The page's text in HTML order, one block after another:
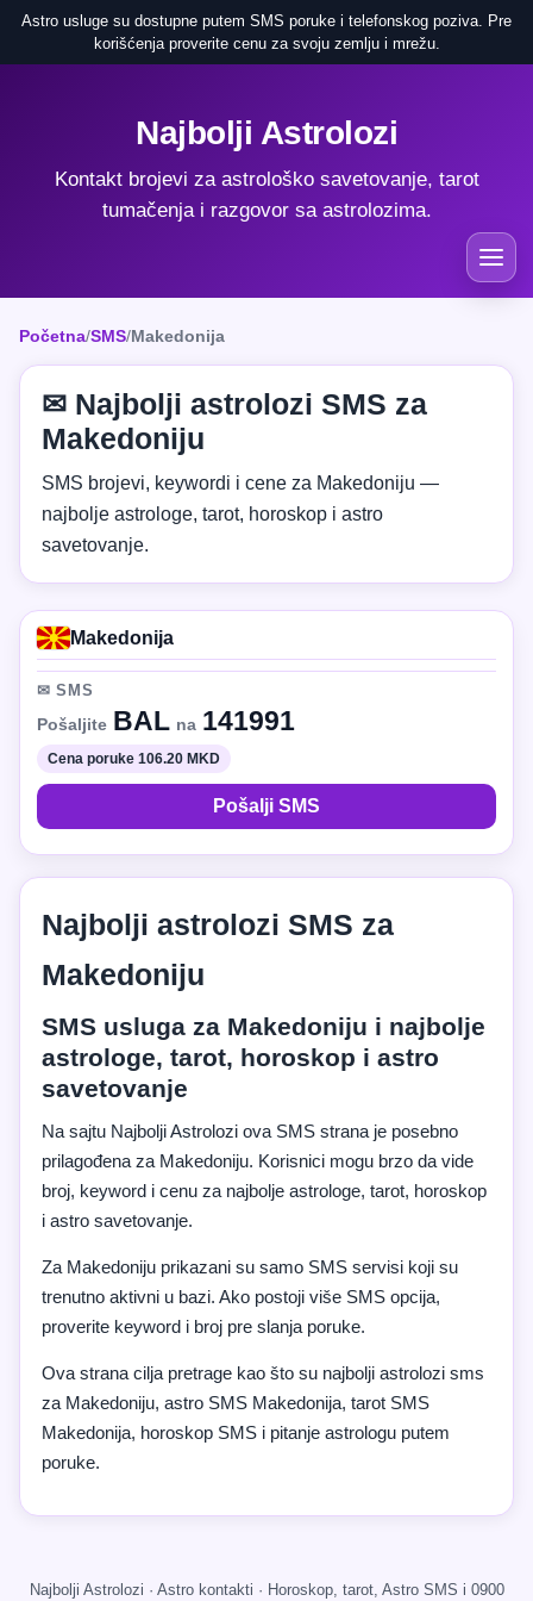
Astro usluge su dostupne putem SMS poruke i telefonskog poziva. Pre
korišćenja proverite cenu za svoju zemlju i mrežu.
Najbolji Astrolozi
Kontakt brojevi za astrološko savetovanje, tarot
tumačenja i razgovor sa astrolozima.
Početna/SMS/Makedonija
✉ Najbolji astrolozi SMS za
Makedoniju
SMS brojevi, keywordi i cene za Makedoniju —
najbolje astrologe, tarot, horoskop i astro
savetovanje.
Makedonija
✉ SMS
Pošaljite BAL na 141991
Cena poruke 106.20 MKD
Pošalji SMS
Najbolji astrolozi SMS za
Makedoniju
SMS usluga za Makedoniju i najbolje
astrologe, tarot, horoskop i astro
savetovanje
Na sajtu Najbolji Astrolozi ova SMS strana je posebno
prilagođena za Makedoniju. Korisnici mogu brzo da vide
broj, keyword i cenu za najbolje astrologe, tarot, horoskop
i astro savetovanje.
Za Makedoniju prikazani su samo SMS servisi koji su
trenutno aktivni u bazi. Ako postoji više SMS opcija,
proverite keyword i broj pre slanja poruke.
Ova strana cilja pretrage kao što su najbolji astrolozi sms
za Makedoniju, astro SMS Makedonija, tarot SMS
Makedonija, horoskop SMS i pitanje astrologu putem
poruke.
Najbolji Astrolozi · Astro kontakti · Horoskop, tarot, Astro SMS i 0900